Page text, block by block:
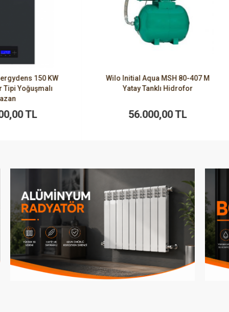
Initial Aqua MSH 80-407 M
Yatay Tanklı Hidrofor
56.000,00 TL
Wilo Initial Aqua MSH 50-
Yatay Tanklı Hidrofor
35.000,00 TL